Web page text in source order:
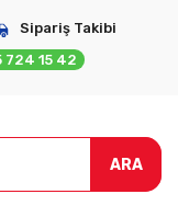
Sipariş Takibi
724 15 42
ARA